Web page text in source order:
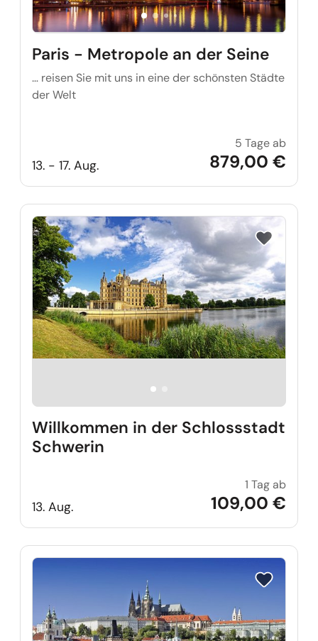
Paris - Metropole an der Seine
… reisen Sie mit uns in eine der schönsten Städte
der Welt
13. - 17. Aug.
Paris
5 Tage ab
879,00 €
Reise auf
Willkommen in der Schlossstadt
Schwerin
13. Aug.
1 Tag ab
109,00 €
Reise auf